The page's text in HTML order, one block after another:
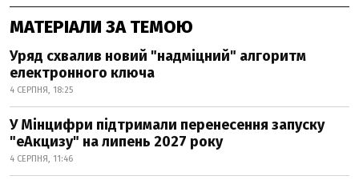
МАТЕРІАЛИ ЗА ТЕМОЮ
Уряд схвалив новий "надміцний" алгоритм
електронного ключа
4 СЕРПНЯ, 18:25
У Мінцифри підтримали перенесення запуску
"еАкцизу" на липень 2027 року
4 СЕРПНЯ, 11:46